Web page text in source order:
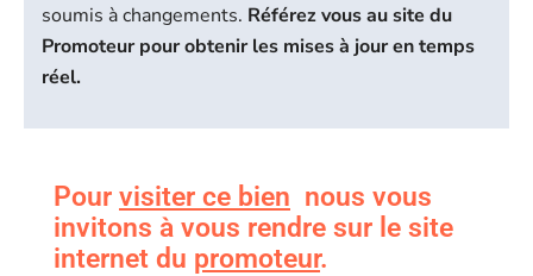
soumis à changements. Référez vous au site du
Promoteur pour obtenir les mises à jour en temps
réel.
Pour visiter ce bien nous vous
invitons à vous rendre sur le site
internet du promoteur.